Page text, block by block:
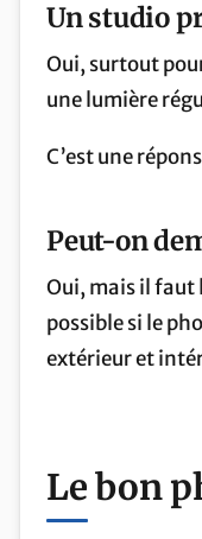
Un studio
Oui, surtout
une lumière
C’est une
Peut-on
Oui, mais il faut
possible si le
extérieur et
Le bon